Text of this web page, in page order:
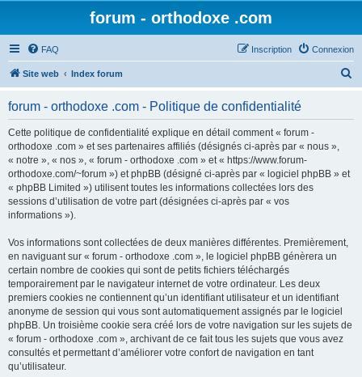
forum - orthodoxe .com
FAQ Connexion
Inscription
Site web Index forum
forum - orthodoxe .com - Politique de confidentialité
Cette politique de confidentialité explique en détail comment « forum -
orthodoxe .com » et ses partenaires affiliés (désignés ci-après par « nous »,
« notre », « nos », « forum - orthodoxe .com » et « https://www.forum-
orthodoxe.com/~forum ») et phpBB (désigné ci-après par « logiciel phpBB » et
« phpBB Limited ») utilisent toutes les informations collectées lors des
sessions d’utilisation de votre part (désignées ci-après par « vos
informations »).
Vos informations sont collectées de deux manières différentes. Premièrement,
en naviguant sur « forum - orthodoxe .com », le logiciel phpBB génèrera un
certain nombre de cookies qui sont de petits fichiers téléchargés
temporairement par le navigateur internet de votre ordinateur. Les deux
premiers cookies ne contiennent qu’un identifiant utilisateur et un identifiant
anonyme de session qui vous sont automatiquement assignés par le logiciel
phpBB. Un troisième cookie sera créé lors de votre navigation sur les sujets de
« forum - orthodoxe .com », archivant de ce fait tous les sujets que vous avez
consultés et permettant d’améliorer votre confort de navigation en tant
qu’utilisateur.